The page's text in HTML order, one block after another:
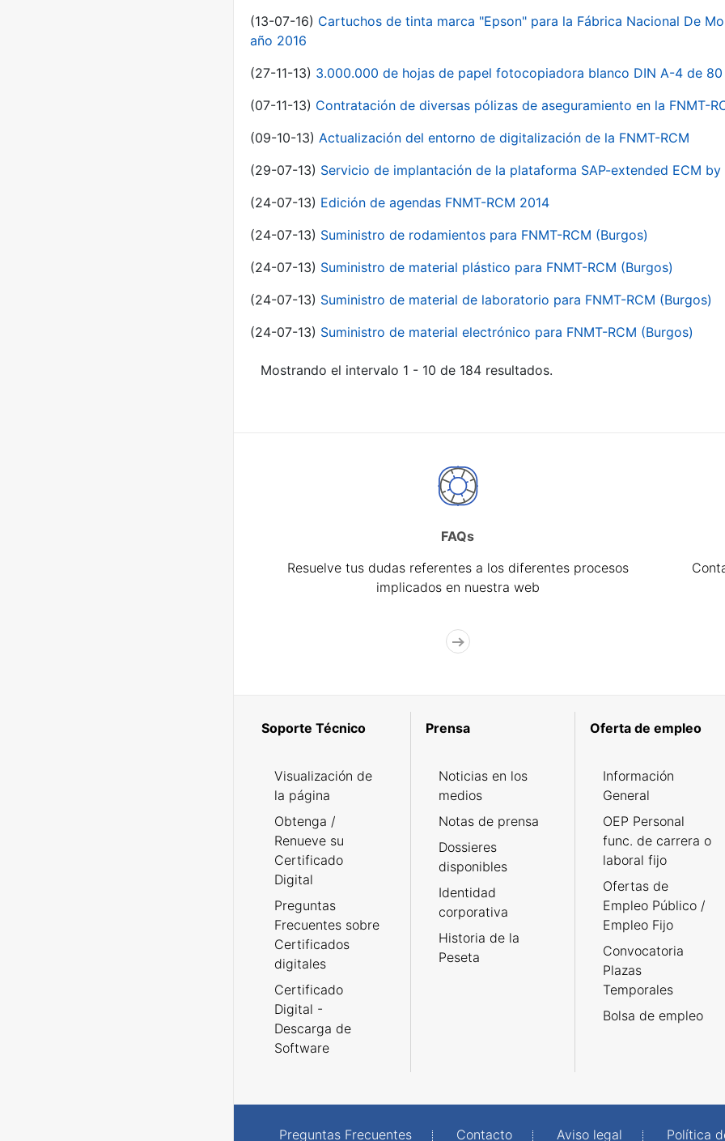
(13-07-16) Cartuchos de tinta marca "Epson" para la Fábrica Nacional De
año 2016
(27-11-13) 3.000.000 de hojas de papel fotocopiadora blanco DIN A-4 de 80
(07-11-13) Contratación de diversas pólizas de aseguramiento en la FNMT-
(09-10-13) Actualización del entorno de digitalización de la FNMT-RCM
(29-07-13) Servicio de implantación de la plataforma SAP-extended ECM by
(24-07-13) Edición de agendas FNMT-RCM 2014
(24-07-13) Suministro de rodamientos para FNMT-RCM (Burgos)
(24-07-13) Suministro de material plástico para FNMT-RCM (Burgos)
(24-07-13) Suministro de material de laboratorio para FNMT-RCM (Burgos)
(24-07-13) Suministro de material electrónico para FNMT-RCM (Burgos)
Mostrando el intervalo 1 - 10 de 184 resultados.
FAQs
Resuelve tus dudas referentes a los diferentes procesos
implicados en nuestra web
Soporte Técnico
Visualización de
la página
Obtenga /
Renueve su
Certificado
Digital
Preguntas
Frecuentes sobre
Certificados
digitales
Certificado
Digital -
Descarga de
Software
Prensa
Noticias en los
medios
Notas de prensa
Dossieres
disponibles
Identidad
corporativa
Historia de la
Peseta
Oferta de empleo
Información
General
OEP Personal
func. de carrera o
laboral fijo
Ofertas de
Empleo Público /
Empleo Fijo
Convocatoria
Plazas
Temporales
Bolsa de empleo
Preguntas Frecuentes Contacto Aviso legal Política